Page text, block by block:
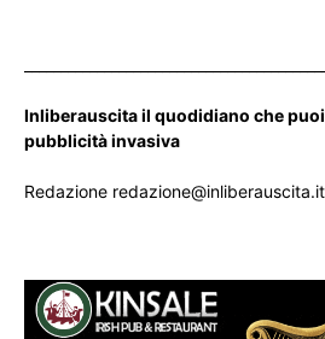
Inliberauscita il quodidiano che
pubblicità invasiva
Redazione redazione@inliberauscita.it